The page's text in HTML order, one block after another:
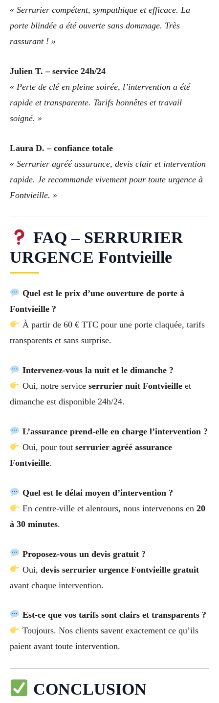
« Serrurier compétent, sympathique et efficace. La
porte blindée a été ouverte sans dommage. Très
rassurant ! »
Julien T. – service 24h/24
« Perte de clé en pleine soirée, l’intervention a été
rapide et transparente. Tarifs honnêtes et travail
soigné. »
Laura D. – confiance totale
« Serrurier agréé assurance, devis clair et intervention
rapide. Je recommande vivement pour toute urgence à
Fontvieille. »
FAQ – SERRURIER
URGENCE Fontvieille
Quel est le prix d’une ouverture de porte à
Fontvieille ?
À partir de 60 € TTC pour une porte claquée, tarifs
transparents et sans surprise.
Intervenez-vous la nuit et le dimanche ?
Oui, notre service serrurier nuit Fontvieilleet
dimanche est disponible 24h/24.
L’assurance prend-elle en charge l’intervention ?
Oui, pour tout serrurier agréé assurance
Fontvieille.
Quel est le délai moyen d’intervention ?
En centre-ville et alentours, nous intervenons en 20
à 30 minutes.
Proposez-vous un devis gratuit ?
Oui, devis serrurier urgence Fontvieille gratuit
avant chaque intervention.
Est-ce que vos tarifs sont clairs et transparents ?
Toujours. Nos clients savent exactement ce qu’ils
paient avant toute intervention.
CONCLUSION